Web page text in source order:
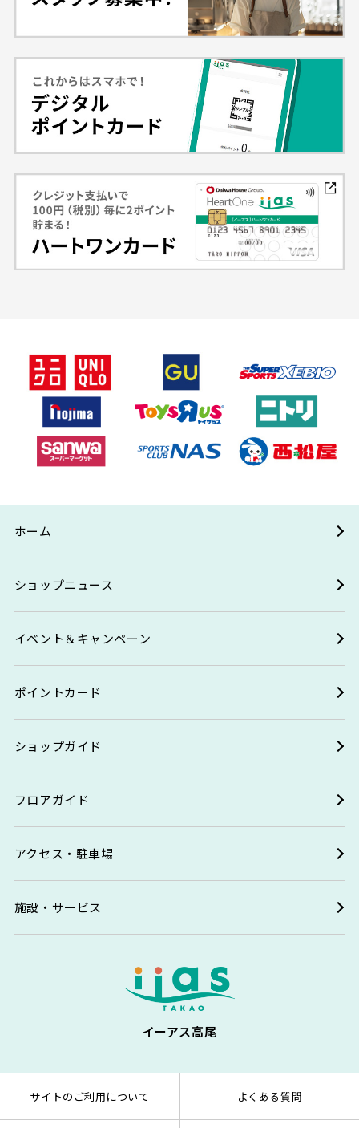
ホーム
ショップニュース
イベント＆キャンペーン
ポイントカード
ショップガイド
フロアガイド
アクセス・駐車場
施設・サービス
イーアス高尾
サイトのご利用について よくある質問